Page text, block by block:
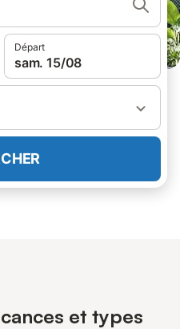
Départ
sam. 15/08
et types